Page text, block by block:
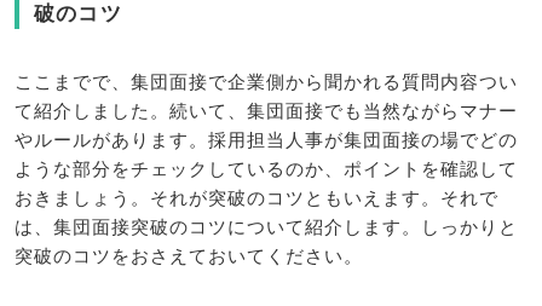
破のコツ
ここまでで、集団面接で企業側から聞かれる質問内容つい
て紹介しました。続いて、集団面接でも当然ながらマナー
やルールがあります。採用担当人事が集団面接の場でどの
ような部分をチェックしているのか、ポイントを確認して
おきましょう。それが突破のコツともいえます。それで
は、集団面接突破のコツについて紹介します。しっかりと
突破のコツをおさえておいてください。